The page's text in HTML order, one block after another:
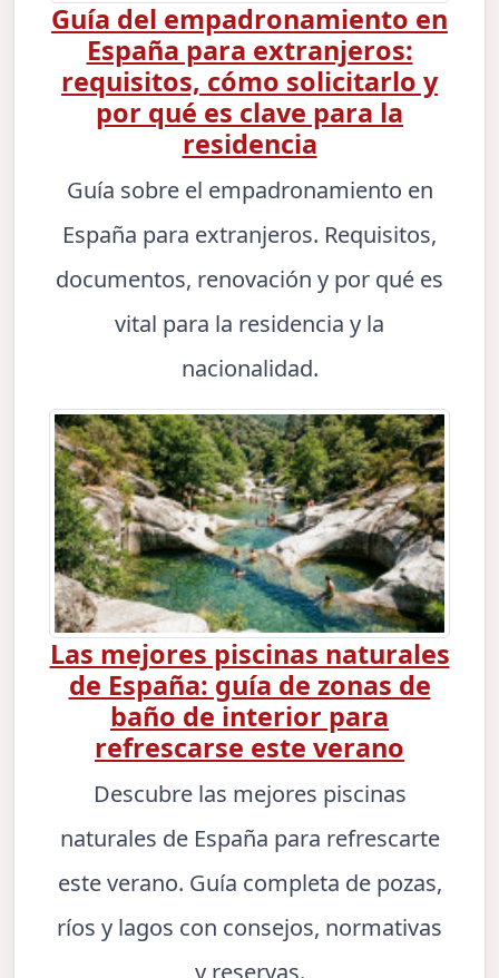
Guía del empadronamiento en
España para extranjeros:
requisitos, cómo solicitarlo y
por qué es clave para la
residencia
Guía sobre el empadronamiento en
España para extranjeros. Requisitos,
documentos, renovación y por qué es
vital para la residencia y la
nacionalidad.
Las mejores piscinas naturales
de España: guía de zonas de
baño de interior para
refrescarse este verano
Descubre las mejores piscinas
naturales de España para refrescarte
este verano. Guía completa de pozas,
ríos y lagos con consejos, normativas
y reservas.